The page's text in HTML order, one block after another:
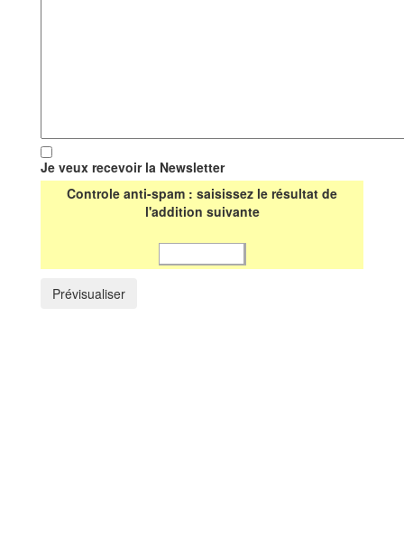
Je veux recevoir la Newsletter
Controle anti-spam : saisissez le résultat de
l'addition suivante